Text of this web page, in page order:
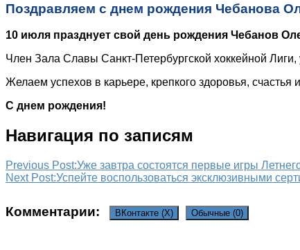
Поздравляем с днем рождения Чебанова
10 июля празднует свой день рождения Чебанов
Член Зала Славы Санкт-Петербургской хоккейной
Желаем успехов в карьере, крепкого здоровья, счастья
С днем рождения!
Навигация по записям
Previous Post:Уже завтра состоятся первые игры
Next Post:Успейте воспользоваться эксклюзивными
Комментарии: ВКонтакте (X) Обычные (0)